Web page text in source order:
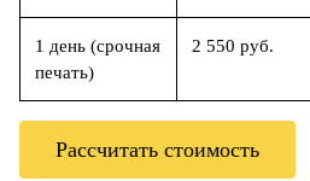
1 день (срочная
печать)
2 550 руб.
Рассчитать стоимость